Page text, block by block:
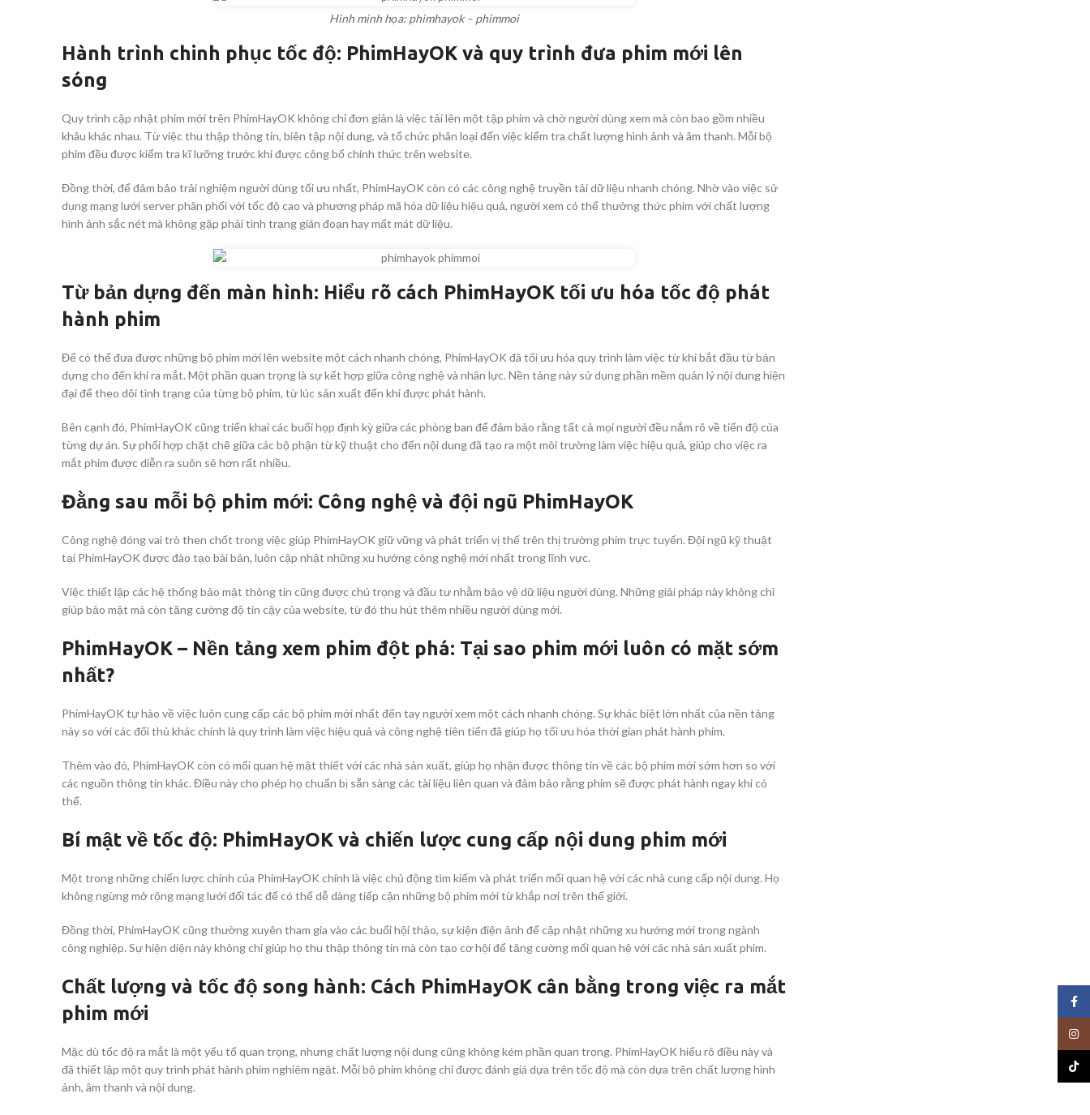
AND
ACCESSORIES
MOBILITY
AND
Hình minh họa: phimhayok – phimmoi
Hành trình chinh phục tốc độ: PhimHayOK và quy trình đưa phim mới lên
sóng
Quy trình cập nhật phim mới trên PhimHayOK không chỉ đơn giản là việc tải lên một tập phim và chờ người dùng xem mà còn bao gồm nhiều
khâu khác nhau. Từ việc thu thập thông tin, biên tập nội dung, và tổ chức phân loại đến việc kiểm tra chất lượng hình ảnh và âm thanh. Mỗi bộ
phim đều được kiểm tra kĩ lưỡng trước khi được công bố chính thức trên website.
Đồng thời, để đảm bảo trải nghiệm người dùng tối ưu nhất, PhimHayOK còn có các công nghệ truyền tải dữ liệu nhanh chóng. Nhờ vào việc sử
dụng mạng lưới server phân phối với tốc độ cao và phương pháp mã hóa dữ liệu hiệu quả, người xem có thể thưởng thức phim với chất lượng
hình ảnh sắc nét mà không gặp phải tình trạng gián đoạn hay mất mát dữ liệu.
Từ bản dựng đến màn hình: Hiểu rõ cách PhimHayOK tối ưu hóa tốc độ phát
hành phim
Để có thể đưa được những bộ phim mới lên website một cách nhanh chóng, PhimHayOK đã tối ưu hóa quy trình làm việc từ khi bắt đầu từ bản
dựng cho đến khi ra mắt. Một phần quan trọng là sự kết hợp giữa công nghệ và nhân lực. Nền tảng này sử dụng phần mềm quản lý nội dung hiện
đại để theo dõi tình trạng của từng bộ phim, từ lúc sản xuất đến khi được phát hành.
Bên cạnh đó, PhimHayOK cũng triển khai các buổi họp định kỳ giữa các phòng ban để đảm bảo rằng tất cả mọi người đều nắm rõ về tiến độ của
từng dự án. Sự phối hợp chặt chẽ giữa các bộ phận từ kỹ thuật cho đến nội dung đã tạo ra một môi trường làm việc hiệu quả, giúp cho việc ra
mắt phim được diễn ra suôn sẻ hơn rất nhiều.
Đằng sau mỗi bộ phim mới: Công nghệ và đội ngũ PhimHayOK
Công nghệ đóng vai trò then chốt trong việc giúp PhimHayOK giữ vững và phát triển vị thế trên thị trường phim trực tuyến. Đội ngũ kỹ thuật
tại PhimHayOK được đào tạo bài bản, luôn cập nhật những xu hướng công nghệ mới nhất trong lĩnh vực.
Việc thiết lập các hệ thống bảo mật thông tin cũng được chú trọng và đầu tư nhằm bảo vệ dữ liệu người dùng. Những giải pháp này không chỉ
giúp bảo mật mà còn tăng cường độ tin cậy của website, từ đó thu hút thêm nhiều người dùng mới.
PhimHayOK – Nền tảng xem phim đột phá: Tại sao phim mới luôn có mặt sớm
nhất?
PhimHayOK tự hào về việc luôn cung cấp các bộ phim mới nhất đến tay người xem một cách nhanh chóng. Sự khác biệt lớn nhất của nền tảng
này so với các đối thủ khác chính là quy trình làm việc hiệu quả và công nghệ tiên tiến đã giúp họ tối ưu hóa thời gian phát hành phim.
Thêm vào đó, PhimHayOK còn có mối quan hệ mật thiết với các nhà sản xuất, giúp họ nhận được thông tin về các bộ phim mới sớm hơn so với
các nguồn thông tin khác. Điều này cho phép họ chuẩn bị sẵn sàng các tài liệu liên quan và đảm bảo rằng phim sẽ được phát hành ngay khi có
thể.
Bí mật về tốc độ: PhimHayOK và chiến lược cung cấp nội dung phim mới
Một trong những chiến lược chính của PhimHayOK chính là việc chủ động tìm kiếm và phát triển mối quan hệ với các nhà cung cấp nội dung. Họ
không ngừng mở rộng mạng lưới đối tác để có thể dễ dàng tiếp cận những bộ phim mới từ khắp nơi trên thế giới.
Đồng thời, PhimHayOK cũng thường xuyên tham gia vào các buổi hội thảo, sự kiện điện ảnh để cập nhật những xu hướng mới trong ngành
công nghiệp. Sự hiện diện này không chỉ giúp họ thu thập thông tin mà còn tạo cơ hội để tăng cường mối quan hệ với các nhà sản xuất phim.
Chất lượng và tốc độ song hành: Cách PhimHayOK cân bằng trong việc ra mắt
phim mới
Mặc dù tốc độ ra mắt là một yếu tố quan trọng, nhưng chất lượng nội dung cũng không kém phần quan trọng. PhimHayOK hiểu rõ điều này và
đã thiết lập một quy trình phát hành phim nghiêm ngặt. Mỗi bộ phim không chỉ được đánh giá dựa trên tốc độ mà còn dựa trên chất lượng hình
ảnh, âm thanh và nội dung.